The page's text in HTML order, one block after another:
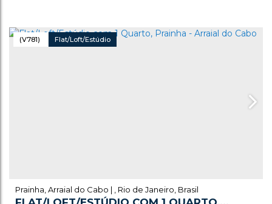
(V781) Flat/Loft/Estúdio
Prainha Arraial do Cabo Rio de Janeiro Brasil